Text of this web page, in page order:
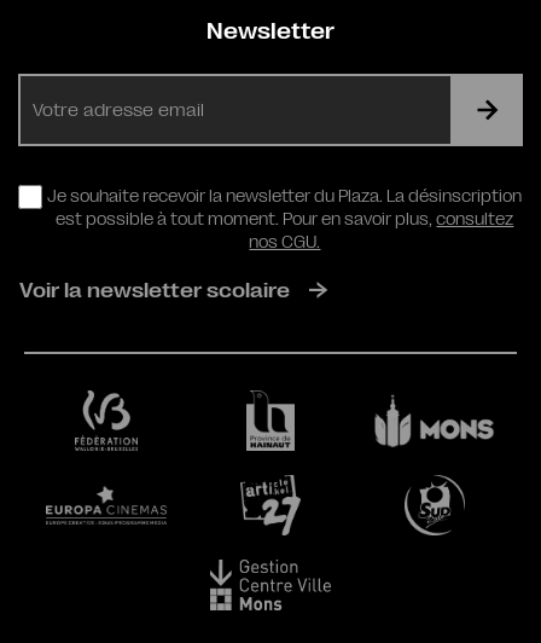
Newsletter
RGPD
Je souhaite recevoir la newsletter du Plaza. La désinscription
est possible à tout moment. Pour en savoir plus,consultez
nos CGU.
Voir la newsletter scolaire